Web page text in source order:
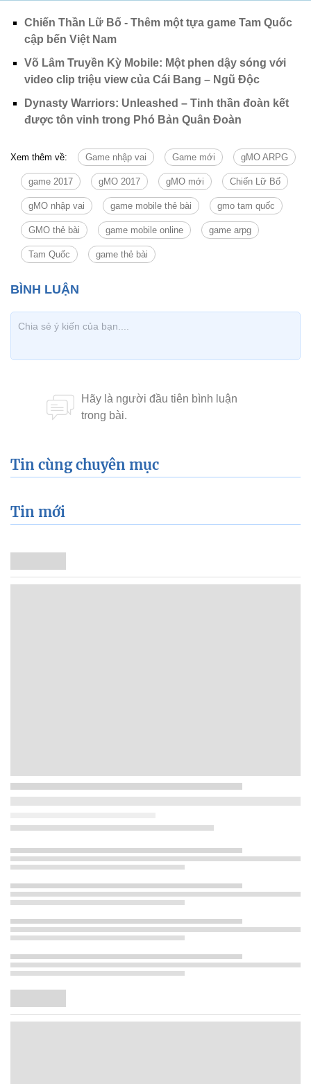
Chiến Thần Lữ Bố - Thêm một tựa game Tam Quốc
cập bến Việt Nam
Võ Lâm Truyền Kỳ Mobile: Một phen dậy sóng với
video clip triệu view của Cái Bang – Ngũ Độc
Dynasty Warriors: Unleashed – Tinh thần đoàn kết
được tôn vinh trong Phó Bản Quân Đoàn
Xem thêm về: Game nhập vai Game mới gMO ARPG
game 2017 gMO 2017 gMO mới Chiến Lữ Bố
gMO nhập vai game mobile thẻ bài gmo tam quốc
GMO thẻ bài game mobile online game arpg
Tam Quốc game thẻ bài
Tin cùng chuyên mục
Tin mới